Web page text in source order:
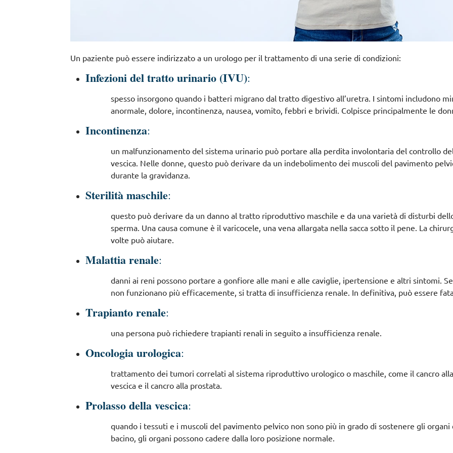
Un paziente può essere indirizzato a un urologo per il trattamento di una serie di condizioni:
Infezioni del tratto urinario (IVU):
spesso insorgono quando i batteri migrano dal tratto digestivo all’uretra. I sintomi includono
anormale, dolore, incontinenza, nausea, vomito, febbri e brividi. Colpisce principalmente le
Incontinenza:
un malfunzionamento del sistema urinario può portare alla perdita involontaria del controllo
vescica. Nelle donne, questo può derivare da un indebolimento dei muscoli del pavimento
durante la gravidanza.
Sterilità maschile:
questo può derivare da un danno al tratto riproduttivo maschile e da una varietà di disturbi
sperma. Una causa comune è il varicocele, una vena allargata nella sacca sotto il pene. La
volte può aiutare.
Malattia renale:
danni ai reni possono portare a gonfiore alle mani e alle caviglie, ipertensione e altri sintomi.
non funzionano più efficacemente, si tratta di insufficienza renale. In definitiva, può essere
Trapianto renale:
una persona può richiedere trapianti renali in seguito a insufficienza renale.
Oncologia urologica:
trattamento dei tumori correlati al sistema riproduttivo urologico o maschile, come il cancro alla
vescica e il cancro alla prostata.
Prolasso della vescica:
quando i tessuti e i muscoli del pavimento pelvico non sono più in grado di sostenere gli organi
bacino, gli organi possono cadere dalla loro posizione normale.